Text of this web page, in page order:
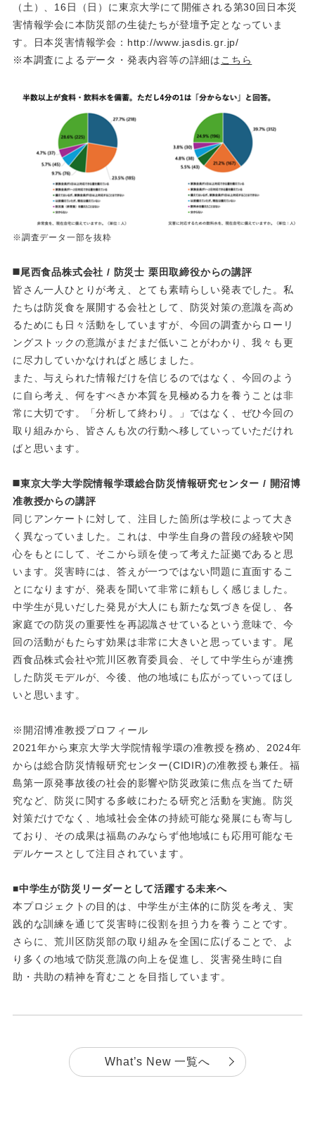
（土）、16日（日）に東京大学にて開催される第30回日本災
害情報学会に本防災部の生徒たちが登壇予定となっていま
す。日本災害情報学会：http://www.jasdis.gr.jp/
※本調査によるデータ・発表内容等の詳細は こちら
※調査データ一部を抜粋
◼️尾西食品株式会社 / 防災士 栗田取締役からの講評
皆さん一人ひとりが考え、とても素晴らしい発表でした。私
たちは防災食を展開する会社として、防災対策の意識を高め
るためにも日々活動をしていますが、今回の調査からローリ
ングストックの意識がまだまだ低いことがわかり、我々も更
に尽力していかなければと感じました。
また、与えられた情報だけを信じるのではなく、今回のよう
に自ら考え、何をすべきか本質を見極める力を養うことは非
常に大切です。「分析して終わり。」ではなく、ぜひ今回の
取り組みから、皆さんも次の行動へ移していっていただけれ
ばと思います。
◼️東京大学大学院情報学環総合防災情報研究センター / 開沼博
准教授からの講評
同じアンケートに対して、注目した箇所は学校によって大き
く異なっていました。これは、中学生自身の普段の経験や関
心をもとにして、そこから頭を使って考えた証拠であると思
います。災害時には、答えが一つではない問題に直面するこ
とになりますが、発表を聞いて非常に頼もしく感じました。
中学生が見いだした発見が大人にも新たな気づきを促し、各
家庭での防災の重要性を再認識させているという意味で、今
回の活動がもたらす効果は非常に大きいと思っています。尾
西食品株式会社や荒川区教育委員会、そして中学生らが連携
した防災モデルが、今後、他の地域にも広がっていってほし
いと思います。
※開沼博准教授プロフィール
2021年から東京大学大学院情報学環の准教授を務め、2024年
からは総合防災情報研究センター(CIDIR)の准教授も兼任。福
島第一原発事故後の社会的影響や防災政策に焦点を当てた研
究など、防災に関する多岐にわたる研究と活動を実施。​​防災
対策だけでなく、地域社会全体の持続可能な発展にも寄与し
ており、その成果は福島のみならず他地域にも応用可能なモ
デルケースとして注目されています。
■中学生が防災リーダーとして活躍する未来へ
本プロジェクトの目的は、中学生が主体的に防災を考え、実
践的な訓練を通じて災害時に役割を担う力を養うことです。
さらに、荒川区防災部の取り組みを全国に広げることで、よ
り多くの地域で防災意識の向上を促進し、災害発生時に自
助・共助の精神を育むことを目指しています。
What’s New 一覧へ